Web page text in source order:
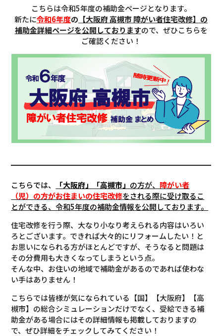
こちらは令和5年度の補助金ページとなります。
新たに令和6年度の 【大阪府 高槻市 障がい者住宅改修】の
補助金詳細ページを公開しておりますので、ぜひこちらを
ご確認ください！
こちらでは、 「大阪府」「高槻市」 の方が、 障がい者
（児）の方がお住まいの住宅改修をされる際に受け取るこ
とができる、令和5年度の補助金情報を公開しております。
住宅改修を行う際、大なり小なり考えられる内容はいろい
ろとございます。できれば大々的にリフォームしたい！と
お思いになられる方がほとんどですが、そうなると問題は
その分費用も大きくなってしまうという点。
そんな中、お住いの地域で補助金があるのであれば使わな
い手はありません！
こちらでは皆様が気になられている【国】【大阪府】【高
槻市】の総合シミュレーションだけでなく、受給できる補
助金がある場合にはその詳細情報も掲載しておりますの
で、ぜひ詳細をチェックしてみてください！